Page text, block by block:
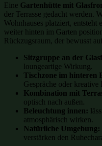
Eine Gartenhütte mit
der Terrasse gedacht werden.
Wohnhauses platziert,
weiter hinten im Garten
Rückzugsraum, der bewusst
Sitzgruppe an der
loungeartige Wirkung.
Tischzone im hinteren
Gespräche oder kreative
Kombination mit
optisch nach außen.
Beleuchtung innen:
atmosphärisch wirken.
Natürliche Umgebung:
verstärken den